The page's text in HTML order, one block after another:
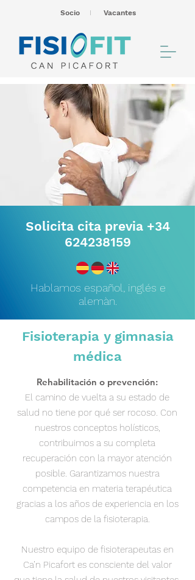
Socio I Vacantes
Solicita cita previa +34
624238159
Hablamos español, inglés e
alemàn.
Fisioterapia y gimnasia
médica
Rehabilitación o prevención:
El camino de vuelta a su estado de
salud no tiene por qué ser rocoso. Con
nuestros conceptos holísticos,
contribuimos a su completa
recuperación con la mayor atención
posible. Garantizamos nuestra
competencia en materia terapéutica
gracias a los años de experiencia en los
campos de la fisioterapia.
Nuestro equipo de fisioterapeutas en
Ca’n Picafort es consciente del valor